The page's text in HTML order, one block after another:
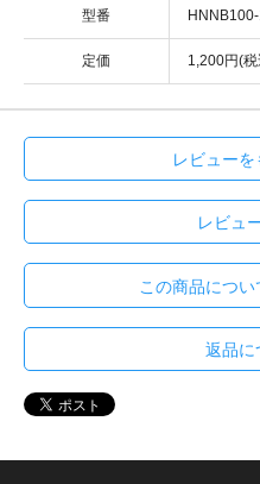
型番
定価 1,200円(
レビューを
レビュ
この商品につ
返品に